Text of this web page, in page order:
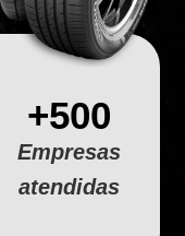
Empresas
atendidas
+500